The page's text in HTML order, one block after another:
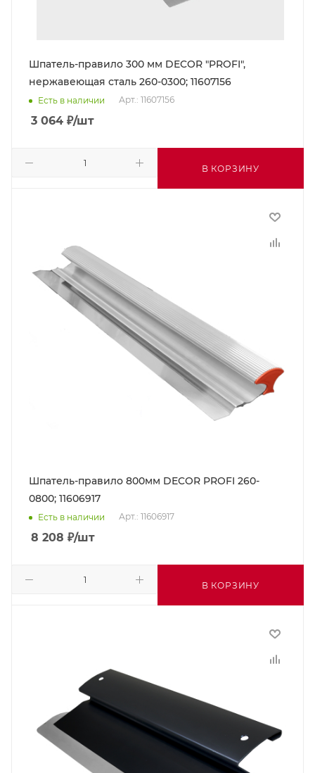
Шпатель-правило 300 мм DECOR "PROFI",
нержавеющая сталь 260-0300; 11607156
Есть в наличии Арт.: 11607156
3 064 ₽/шт
В КОРЗИНУ
Шпатель-правило 800мм DECOR PROFI 260-
0800; 11606917
Есть в наличии Арт.: 11606917
8 208 ₽/шт
В КОРЗИНУ